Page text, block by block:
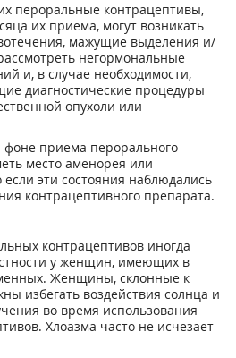
пероральные контрацептивы,
их приема, могут возникать
мажущие выделения и/
негормональные
и, в случае необходимости,
диагностические процедуры
опухоли или
приема перорального
место аменорея или
эти состояния наблюдались
контрацептивного препарата.
контрацептивов иногда
у женщин, имеющих в
Женщины, склонные к
избегать воздействия солнца и
во время использования
Хлоазма часто не исчезает